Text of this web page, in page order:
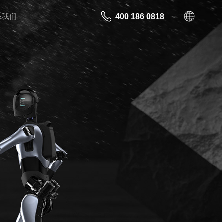
我们 400 186 0818